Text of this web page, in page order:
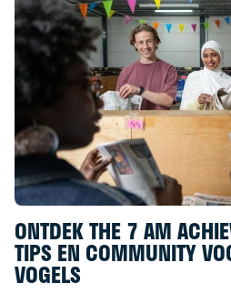
ONTDEK THE 7 AM
TIPS EN COMMUNITY
VOGELS